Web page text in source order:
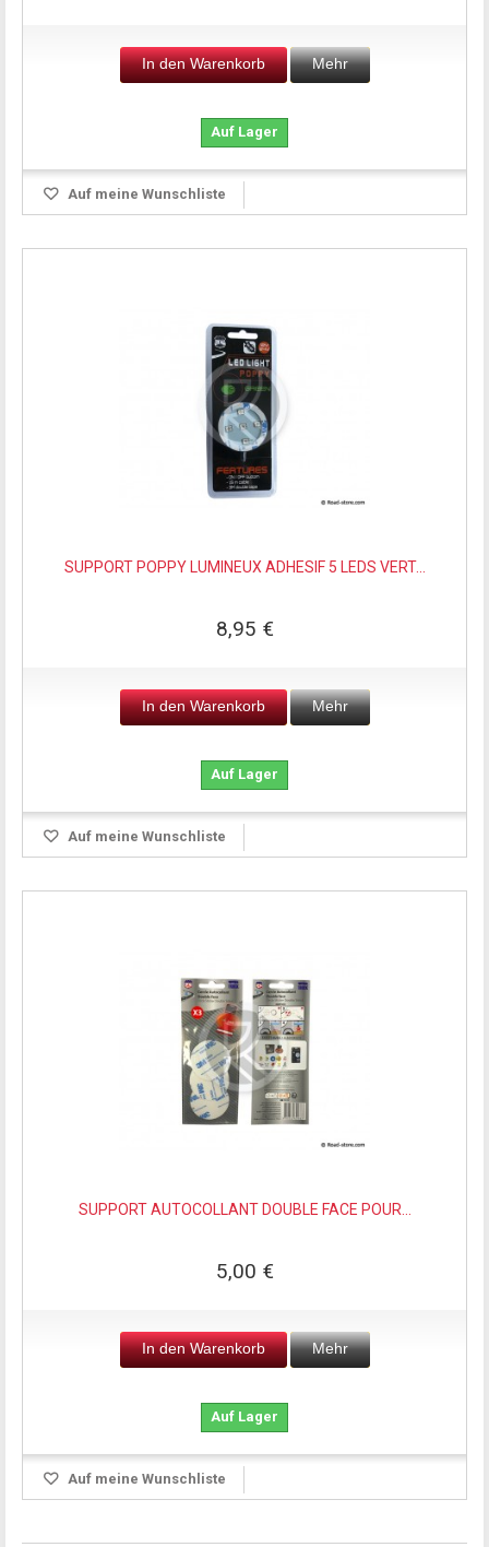
In den Warenkorb Mehr
Auf Lager
Auf meine Wunschliste
SUPPORT POPPY LUMINEUX ADHESIF 5 LEDS VERT...
8,95 €
In den Warenkorb Mehr
Auf Lager
Auf meine Wunschliste
SUPPORT AUTOCOLLANT DOUBLE FACE POUR...
5,00 €
In den Warenkorb Mehr
Auf Lager
Auf meine Wunschliste